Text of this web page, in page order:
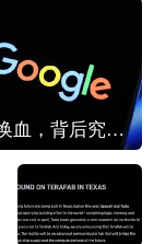
谷歌AI大换血，背后究竟发生了什么？